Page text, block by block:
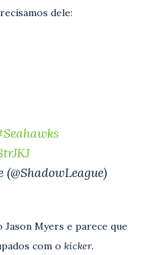
dele:
Myers e parece que
com o kicker.